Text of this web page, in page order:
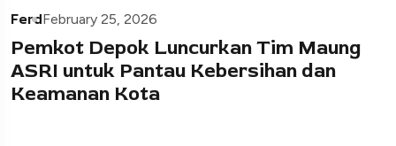
FerdFebruary 25, 2026
Pemkot Depok Luncurkan Tim Maung
ASRI untuk Pantau Kebersihan dan
Keamanan Kota